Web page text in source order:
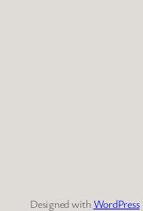
Designed with WordPress